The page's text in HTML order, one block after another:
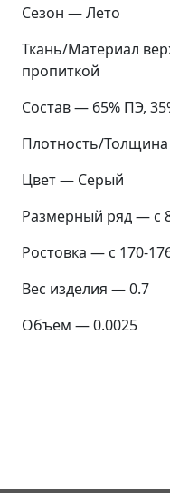
Сезон — Лето
Ткань/Материал
пропиткой
Состав — 65% ПЭ,
Плотность/
Цвет — Серый
Размерный ряд — с
Ростовка — с 170-
Вес изделия — 0.7
Объем — 0.0025